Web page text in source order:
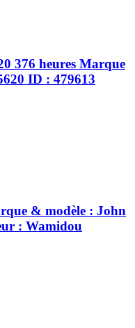
376 heures Marque
ID : 479613
& modèle : John
: Wamidou